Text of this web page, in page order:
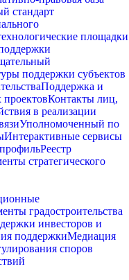
стандарт
площадки
поддержки субъектов
Поддержка и
Контакты лиц,
в реализации
Уполномоченный по
Интерактивные сервисы
Реестр
стратегического
градостроительства
инвесторов и
поддержкиМедиация
споров